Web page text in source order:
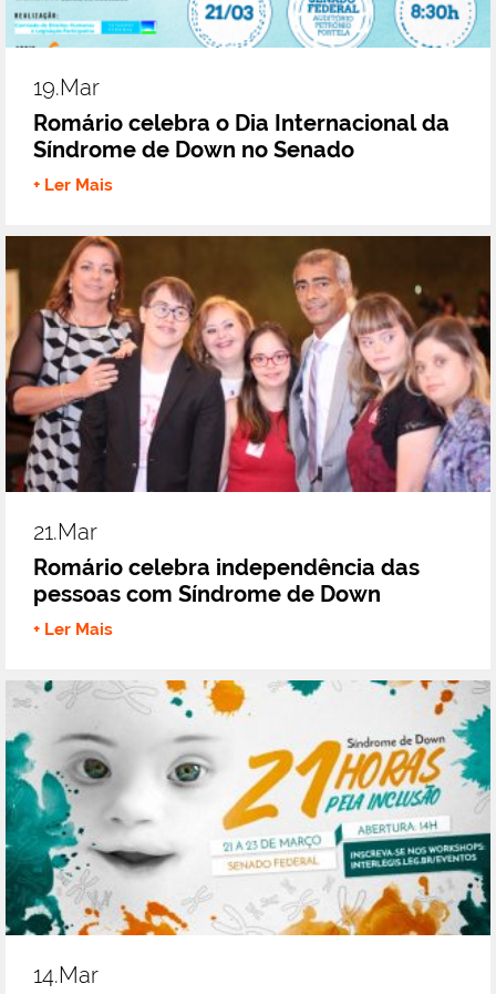
19.mar
Romário celebra o Dia Internacional da
Síndrome de Down no Senado
+ Ler Mais
21.mar
Romário celebra independência das
pessoas com Síndrome de Down
+ Ler Mais
14.mar